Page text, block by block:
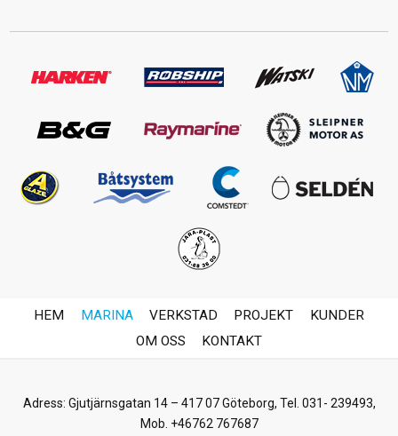
HEM MARINA VERKSTAD PROJEKT
KUNDER
OM OSS
KONTAKT
Adress: Gjutjärnsgatan 14 – 417 07 Göteborg, Tel. 031- 239493,
Mob. +46762 767687